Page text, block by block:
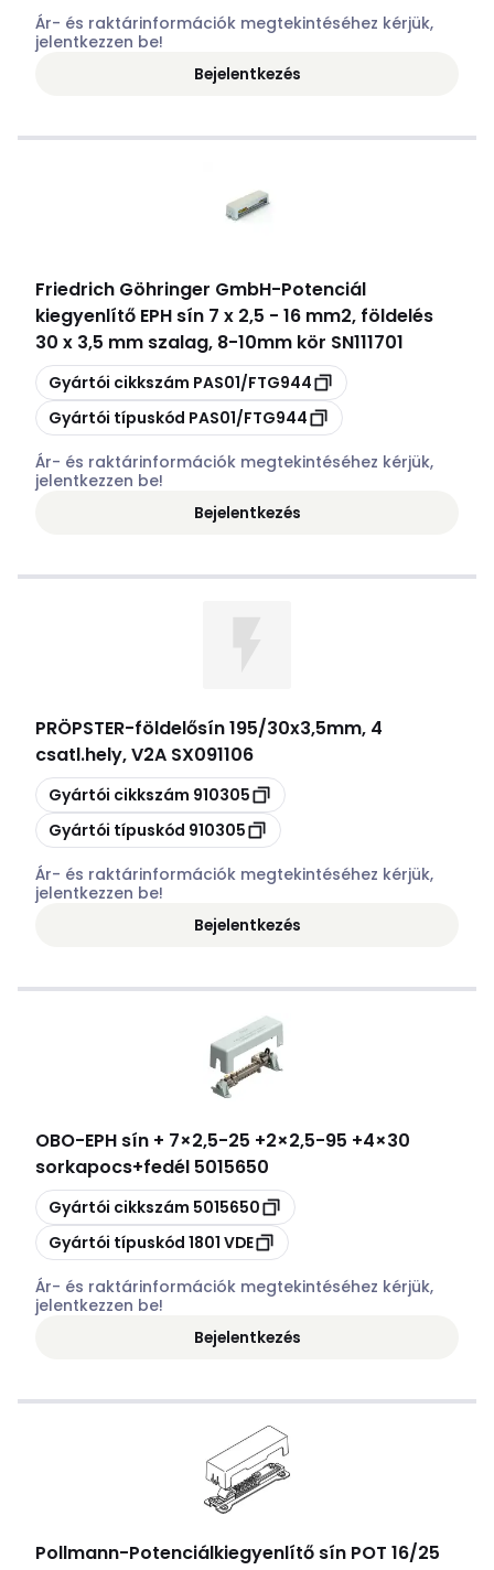
Ár- és raktárinformációk megtekintéséhez kérjük,
jelentkezzen be!
Bejelentkezés
Friedrich Göhringer GmbH-Potenciál
kiegyenlítő EPH sín 7 x 2,5 - 16 mm2, földelés
30 x 3,5 mm szalag, 8-10mm kör SN111701
Másolás
Gyártói cikkszám PAS01/FTG944
Másolás
Gyártói típuskód PAS01/FTG944
Ár- és raktárinformációk megtekintéséhez kérjük,
jelentkezzen be!
Bejelentkezés
PRÖPSTER-földelősín 195/30x3,5mm, 4
csatl.hely, V2A SX091106
Másolás
Gyártói cikkszám 910305
Másolás
Gyártói típuskód 910305
Ár- és raktárinformációk megtekintéséhez kérjük,
jelentkezzen be!
Bejelentkezés
OBO-EPH sín + 7×2,5-25 +2×2,5-95 +4×30
sorkapocs+fedél 5015650
Másolás
Gyártói cikkszám 5015650
Másolás
Gyártói típuskód 1801 VDE
Ár- és raktárinformációk megtekintéséhez kérjük,
jelentkezzen be!
Bejelentkezés
Pollmann-Potenciálkiegyenlítő sín POT 16/25